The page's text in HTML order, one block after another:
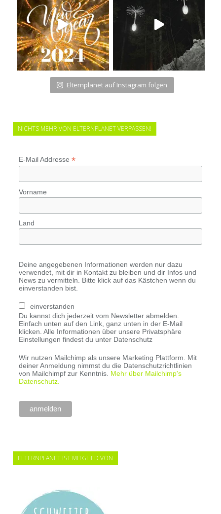
Elternplanet auf Instagram folgen
NICHTS MEHR VON ELTERNPLANET VERPASSEN!
E-Mail Addresse *
Vorname
Land
Deine angegebenen Informationen werden nur dazu
verwendet, mit dir in Kontakt zu bleiben und dir Infos und
News zu vermitteln. Bitte klick auf das Kästchen wenn du
einverstanden bist.
einverstanden
Du kannst dich jederzeit vom Newsletter abmelden.
Einfach unten auf den Link, ganz unten in der E-Mail
klicken. Alle Informationen über unsere Privatsphäre
Einstellungen findest du unter Datenschutz
Wir nutzen Mailchimp als unsere Marketing Plattform. Mit
deiner Anmeldung nimmst du die Datenschutzrichtlinien
von Mailchimpf zur Kenntnis. Mehr über Mailchimp's
Datenschutz.
ELTERNPLANET IST MITGLIED VON